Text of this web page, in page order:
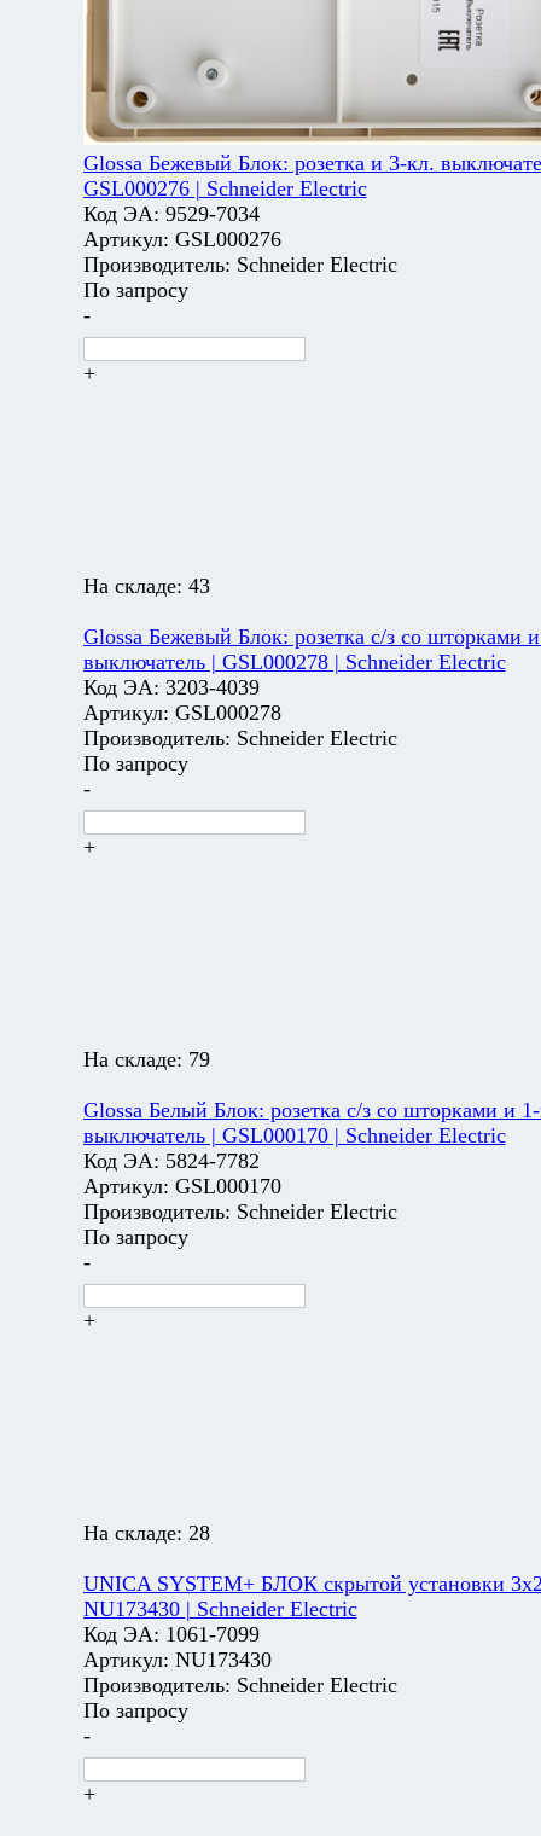
Glossa Бежевый Блок: розетка и 3-кл.
GSL000276 | Schneider Electric
Код ЭА: 9529-7034
Артикул: GSL000276
Производитель: Schneider Electric
По запросу
-
+
На складе: 43
Glossa Бежевый Блок: розетка с/з со шторками
выключатель | GSL000278 | Schneider Electric
Код ЭА: 3203-4039
Артикул: GSL000278
Производитель: Schneider Electric
По запросу
-
+
На складе: 79
Glossa Белый Блок: розетка с/з со шторками и
выключатель | GSL000170 | Schneider Electric
Код ЭА: 5824-7782
Артикул: GSL000170
Производитель: Schneider Electric
По запросу
-
+
На складе: 28
UNICA SYSTEM+ БЛОК скрытой установки
NU173430 | Schneider Electric
Код ЭА: 1061-7099
Артикул: NU173430
Производитель: Schneider Electric
По запросу
-
+